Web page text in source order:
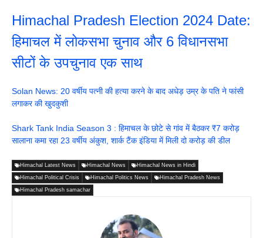
Himachal Pradesh Election 2024 Date:
हिमाचल में लोकसभा चुनाव और 6 विधानसभा
सीटों के उपचुनाव एक साथ
Solan News: 20 वर्षीय पत्नी की हत्या करने के बाद अधेड़ उम्र के पति ने फांसी
लगाकर की खुदकुशी
Shark Tank India Season 3 : हिमाचल के छोटे से गांव में बैठकर ₹7 करोड़
सालाना कमा रहा 23 वर्षीय अंकुश, शार्क टैंक इंडिया में मिली दो करोड़ की डील
Himachal Latest News Himachal News Himachal News in Hindi
Himachal Political Crisis Himachal Politics News Himachal Pradesh News
Himachal Pradesh samachar